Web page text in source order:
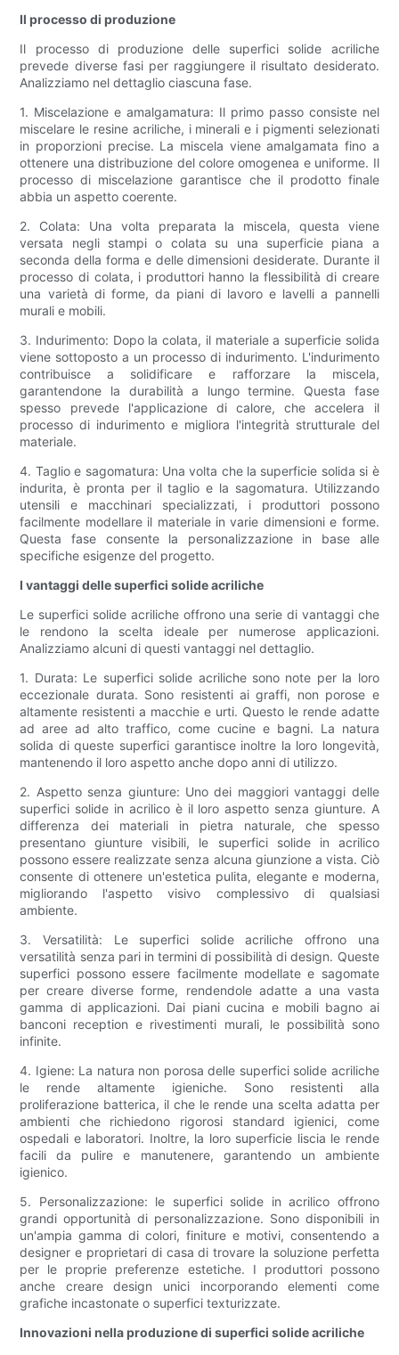
Il processo di produzione
Il processo di produzione delle superfici solide acriliche
prevede diverse fasi per raggiungere il risultato desiderato.
Analizziamo nel dettaglio ciascuna fase.
1. Miscelazione e amalgamatura: Il primo passo consiste nel
miscelare le resine acriliche, i minerali e i pigmenti selezionati
in proporzioni precise. La miscela viene amalgamata fino a
ottenere una distribuzione del colore omogenea e uniforme. Il
processo di miscelazione garantisce che il prodotto finale
abbia un aspetto coerente.
2. Colata: Una volta preparata la miscela, questa viene
versata negli stampi o colata su una superficie piana a
seconda della forma e delle dimensioni desiderate. Durante il
processo di colata, i produttori hanno la flessibilità di creare
una varietà di forme, da piani di lavoro e lavelli a pannelli
murali e mobili.
3. Indurimento: Dopo la colata, il materiale a superficie solida
viene sottoposto a un processo di indurimento. L'indurimento
contribuisce a solidificare e rafforzare la miscela,
garantendone la durabilità a lungo termine. Questa fase
spesso prevede l'applicazione di calore, che accelera il
processo di indurimento e migliora l'integrità strutturale del
materiale.
4. Taglio e sagomatura: Una volta che la superficie solida si è
indurita, è pronta per il taglio e la sagomatura. Utilizzando
utensili e macchinari specializzati, i produttori possono
facilmente modellare il materiale in varie dimensioni e forme.
Questa fase consente la personalizzazione in base alle
specifiche esigenze del progetto.
I vantaggi delle superfici solide acriliche
Le superfici solide acriliche offrono una serie di vantaggi che
le rendono la scelta ideale per numerose applicazioni.
Analizziamo alcuni di questi vantaggi nel dettaglio.
1. Durata: Le superfici solide acriliche sono note per la loro
eccezionale durata. Sono resistenti ai graffi, non porose e
altamente resistenti a macchie e urti. Questo le rende adatte
ad aree ad alto traffico, come cucine e bagni. La natura
solida di queste superfici garantisce inoltre la loro longevità,
mantenendo il loro aspetto anche dopo anni di utilizzo.
2. Aspetto senza giunture: Uno dei maggiori vantaggi delle
superfici solide in acrilico è il loro aspetto senza giunture. A
differenza dei materiali in pietra naturale, che spesso
presentano giunture visibili, le superfici solide in acrilico
possono essere realizzate senza alcuna giunzione a vista. Ciò
consente di ottenere un'estetica pulita, elegante e moderna,
migliorando l'aspetto visivo complessivo di qualsiasi
ambiente.
3. Versatilità: Le superfici solide acriliche offrono una
versatilità senza pari in termini di possibilità di design. Queste
superfici possono essere facilmente modellate e sagomate
per creare diverse forme, rendendole adatte a una vasta
gamma di applicazioni. Dai piani cucina e mobili bagno ai
banconi reception e rivestimenti murali, le possibilità sono
infinite.
4. Igiene: La natura non porosa delle superfici solide acriliche
le rende altamente igieniche. Sono resistenti alla
proliferazione batterica, il che le rende una scelta adatta per
ambienti che richiedono rigorosi standard igienici, come
ospedali e laboratori. Inoltre, la loro superficie liscia le rende
facili da pulire e manutenere, garantendo un ambiente
igienico.
5. Personalizzazione: le superfici solide in acrilico offrono
grandi opportunità di personalizzazione. Sono disponibili in
un'ampia gamma di colori, finiture e motivi, consentendo a
designer e proprietari di casa di trovare la soluzione perfetta
per le proprie preferenze estetiche. I produttori possono
anche creare design unici incorporando elementi come
grafiche incastonate o superfici texturizzate.
Innovazioni nella produzione di superfici solide acriliche